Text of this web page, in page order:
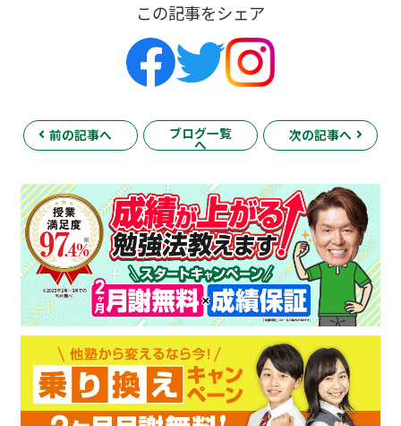
この記事をシェア
前の記事へ ブログ一覧
へ
次の記事へ